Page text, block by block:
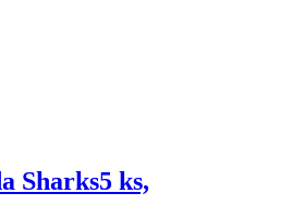
Sharks5 ks,